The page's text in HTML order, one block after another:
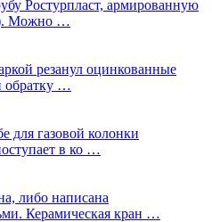
Ростурпласт, армированную
Можно …
резанул оцинкованные
обратку …
для газовой колонки
в ко …
либо написана
Керамическая кран …